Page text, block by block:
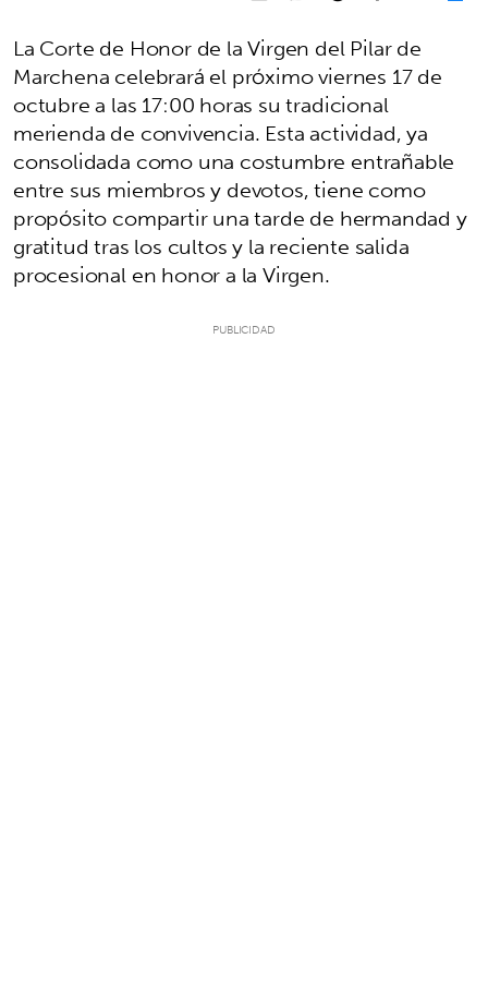
La Corte de Honor de la Virgen del Pilar de
Marchena celebrará el próximo viernes 17 de
octubre a las 17:00 horas su tradicional
merienda de convivencia. Esta actividad, ya
consolidada como una costumbre entrañable
entre sus miembros y devotos, tiene como
propósito compartir una tarde de hermandad y
gratitud tras los cultos y la reciente salida
procesional en honor a la Virgen.